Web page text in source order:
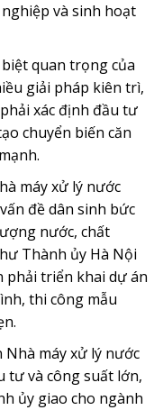
và sinh hoạt
quan trọng của
giải pháp kiên trì,
xác định đầu tư
chuyển biến căn
máy xử lý nước
đề dân sinh bức
nước, chất
Thành ủy Hà Nội
phải triển khai dự án
thi công mẫu
máy xử lý nước
tư và công suất lớn,
ủy giao cho ngành